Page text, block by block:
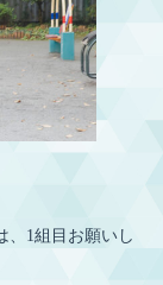
、1組目お願いし